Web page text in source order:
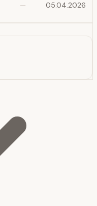
— 05.04.2026